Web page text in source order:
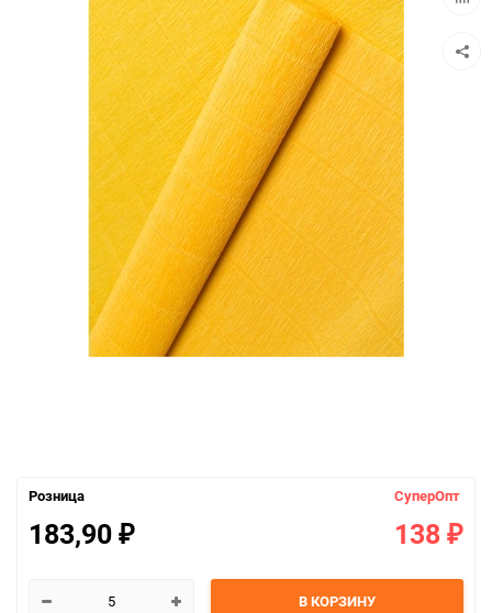
Розница
183,90 ₽
СуперОпт
138 ₽
В КОРЗИНУ